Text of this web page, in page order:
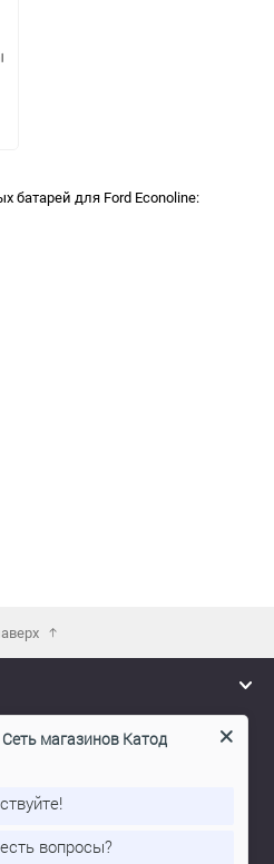
батарей для Ford Econoline:
Сеть магазинов Катод
вопросы?